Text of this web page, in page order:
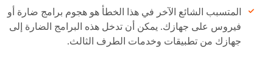
المتسبب الشائع الآخر في هذا الخطأ هو هجوم برامج ضارة أو
فيروس على جهازك. يمكن أن تدخل هذه البرامج الضارة إلى
جهازك من تطبيقات وخدمات الطرف الثالث.